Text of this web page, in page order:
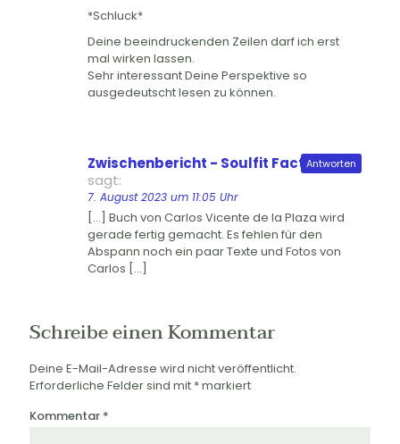
*Schluck*
Deine beeindruckenden Zeilen darf ich erst
mal wirken lassen.
Sehr interessant Deine Perspektive so
ausgedeutscht lesen zu können.
Zwischenbericht - Soulfit Factory e.V.
sagt:
7. August 2023 um 11:05 Uhr
[…] Buch von Carlos Vicente de la Plaza wird
gerade fertig gemacht. Es fehlen für den
Abspann noch ein paar Texte und Fotos von
Carlos […]
Antworten
Schreibe einen Kommentar
Deine E-Mail-Adresse wird nicht veröffentlicht.
Erforderliche Felder sind mit *markiert
Kommentar *